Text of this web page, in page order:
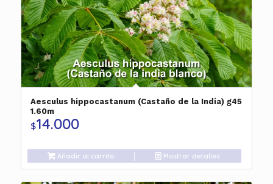
Aesculus hippocastanum (Castaño de la India) g45
1.60m
$14.000
Añadir al carrito Mostrar detalles